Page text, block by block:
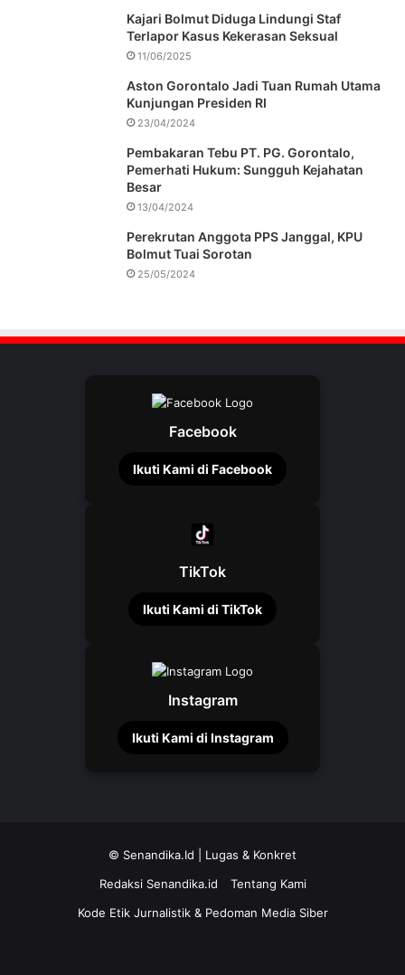
Kajari Bolmut Diduga Lindungi Staf
Terlapor Kasus Kekerasan Seksual
11/06/2025
Aston Gorontalo Jadi Tuan Rumah Utama
Kunjungan Presiden RI
23/04/2024
Pembakaran Tebu PT. PG. Gorontalo,
Pemerhati Hukum: Sungguh Kejahatan
Besar
13/04/2024
Perekrutan Anggota PPS Janggal, KPU
Bolmut Tuai Sorotan
25/05/2024
Facebook
Ikuti Kami di Facebook
TikTok
Ikuti Kami di TikTok
Instagram
Ikuti Kami di Instagram
© Senandika.Id | Lugas & Konkret
Redaksi Senandika.id
Tentang Kami
Kode Etik Jurnalistik & Pedoman Media Siber